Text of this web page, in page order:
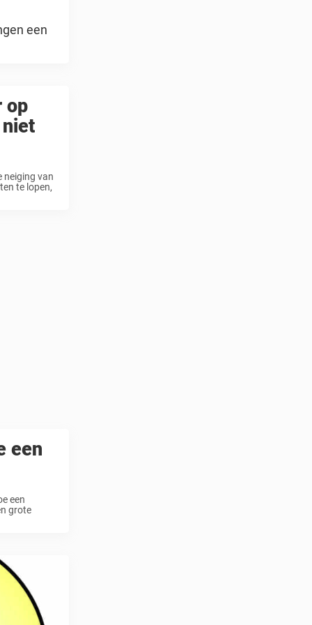
een
op
niet
neiging van
te lopen,
een
een
grote